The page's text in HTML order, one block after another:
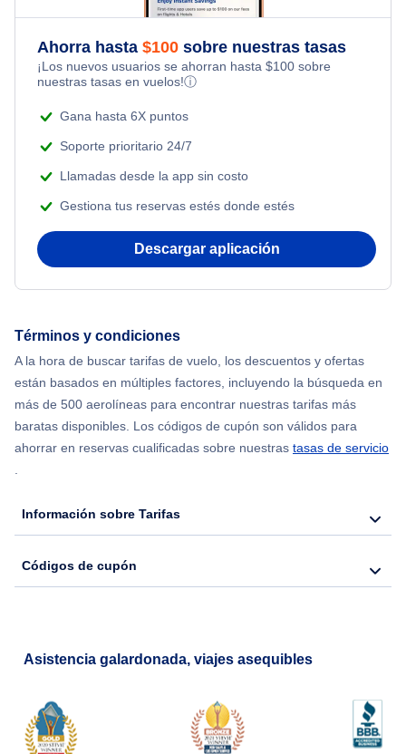
Vuelos a Los Angeles
Vuelos a Nueva York
Vuelos a Memphis
Vuelos a San Diego
Vuelos a San Francisco
Vuelos a Seattle
Vuelos a Tampa
Vuelos a Aberdeen
Vuelos de Managua a Miami
Vuelos de Newark a Santiago
Vuelos de Nueva York a Santo Domingo
Ahorra hasta $100 sobre nuestras tasas
¡Los nuevos usuarios se ahorran hasta $100 sobre
nuestras tasas en vuelos!ⓘ
Gana hasta 6X puntos
Soporte prioritario 24/7
Llamadas desde la app sin costo
Gestiona tus reservas estés donde estés
Descargar aplicación
Términos y condiciones
A la hora de buscar tarifas de vuelo, los descuentos y ofertas
están basados en múltiples factores, incluyendo la búsqueda en
más de 500 aerolíneas para encontrar nuestras tarifas más
baratas disponibles. Los códigos de cupón son válidos para
ahorrar en reservas cualificadas sobre nuestras tasas de servicio
Información sobre Tarifas
Códigos de cupón
Asistencia galardonada, viajes asequibles